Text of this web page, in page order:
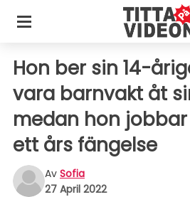
Hon ber sin 14-
vara barnvakt åt
medan hon
ett års fängelse
Av Sofia
27 April 2022